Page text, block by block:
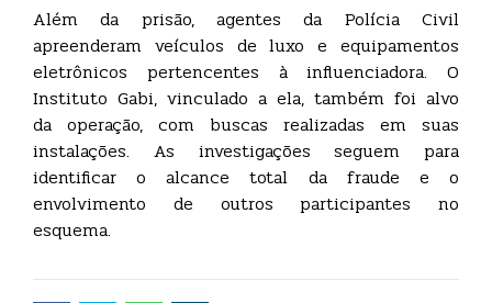
Além da prisão, agentes da Polícia Civil
apreenderam veículos de luxo e equipamentos
eletrônicos pertencentes à influenciadora. O
Instituto Gabi, vinculado a ela, também foi alvo
da operação, com buscas realizadas em suas
instalações. As investigações seguem para
identificar o alcance total da fraude e o
envolvimento de outros participantes no
esquema.